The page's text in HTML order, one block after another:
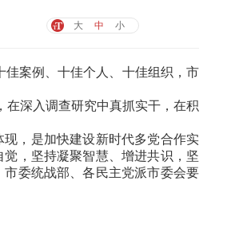
大 中 小
佳案例、十佳个人、十佳组织，市
在深入调查研究中真抓实干，在积
，是加快建设新时代多党合作实
，坚持凝聚智慧、增进共识，坚
委统战部、各民主党派市委会要